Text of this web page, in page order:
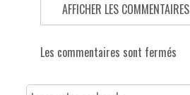
AFFICHER LES COMMENTAIRES
Les commentaires sont fermés